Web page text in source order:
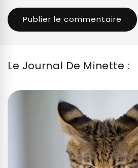
Le Journal De Minette :